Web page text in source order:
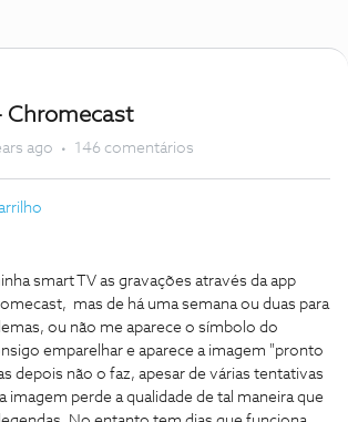
Chromecast
ago 146 comentários
smart TV as gravações através da app
mas de há uma semana ou duas para
ou não me aparece o símbolo do
emparelhar e aparece a imagem "pronto
depois não o faz, apesar de várias tentativas
imagem perde a qualidade de tal maneira que